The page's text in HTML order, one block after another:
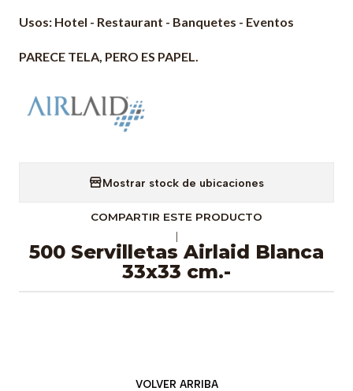
Usos: Hotel - Restaurant - Banquetes - Eventos
PARECE TELA, PERO ES PAPEL.
Mostrar stock de ubicaciones
COMPARTIR ESTE PRODUCTO
500 Servilletas Airlaid Blanca
33x33 cm.-
VOLVER ARRIBA